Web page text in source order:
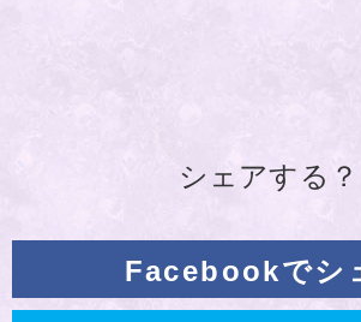
シェアする？
Facebookでシ